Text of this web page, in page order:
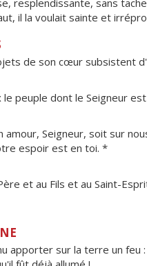
resplendissante, sans
il la voulait sainte et
de son cœur subsistent
peuple dont le Seigneur est
amour, Seigneur, soit sur
espoir est en toi. *
et au Fils et au Saint-
apporter sur la terre un feu